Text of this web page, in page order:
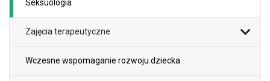
Seksuologia
Zajęcia terapeutyczne
Wczesne wspomaganie rozwoju dziecka